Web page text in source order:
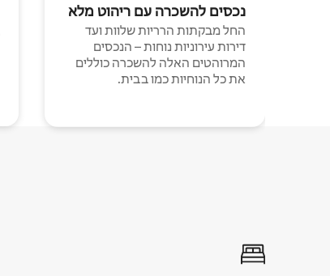
נכסים להשכרה עם ריהוט מלא
החל מבקתות הרריות שלוות ועד
דירות עירוניות נוחות – הנכסים
המרוהטים האלה להשכרה כוללים
את כל הנוחיות כמו בבית.